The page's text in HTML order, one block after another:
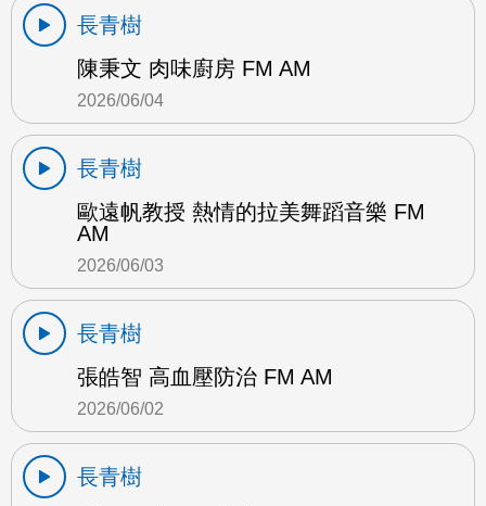
長青樹
陳秉文 肉味廚房 FM AM
2026/06/04
長青樹
歐遠帆教授 熱情的拉美舞蹈音樂 FM
AM
2026/06/03
長青樹
張皓智 高血壓防治 FM AM
2026/06/02
長青樹